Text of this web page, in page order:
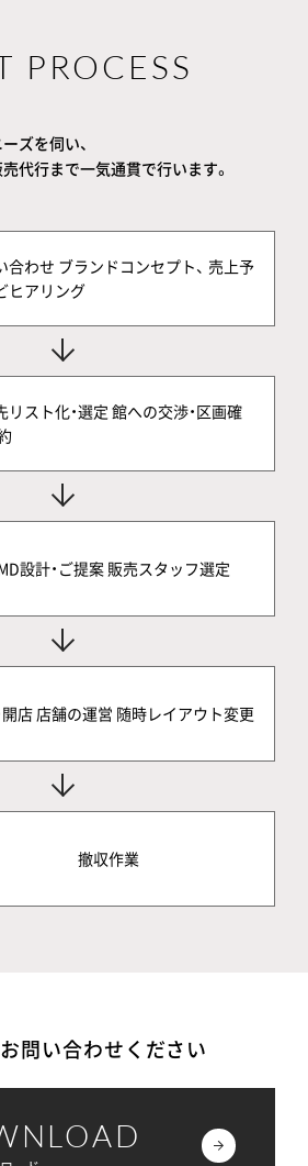
PROCESS
ズを伺い、
売代行まで一気通貫で行います。
合わせ ブランドコンセプト、 売上予
ヒアリング
リスト化・選定 館への交渉・区画確
設計・ご提案 販売スタッフ選定
開店 店舗の運営 随時レイアウト変更
撤収作業
問い合わせください